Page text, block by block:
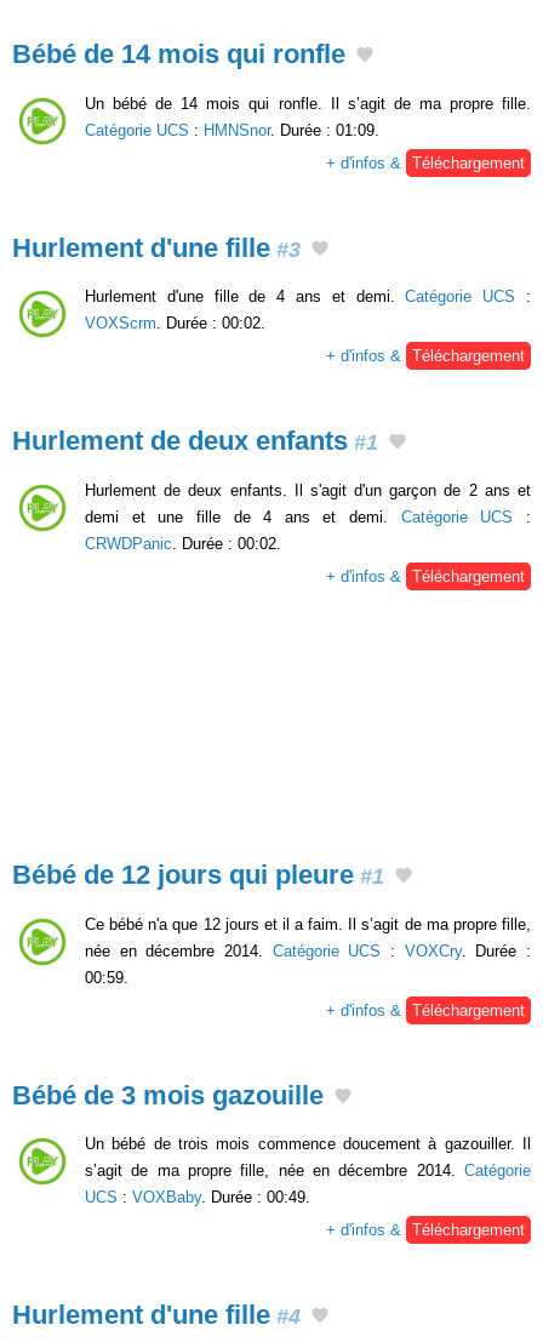
Bébé de 14 mois qui ronfle
Un bébé de 14 mois qui ronfle. Il s’agit de ma propre fille.
Catégorie UCS : HMNSnor. Durée : 01:09.
+ d'infos &
Téléchargement
Hurlement d'une fille #3
Hurlement d'une fille de 4 ans et demi.Catégorie UCS :
VOXScrm. Durée : 00:02.
+ d'infos & Téléchargement
Hurlement de deux enfants #1
Hurlement de deux enfants. Il s'agit d'un garçon de 2 ans et
demi et une fille de 4 ans et demi. Catégorie UCS :
CRWDPanic. Durée : 00:02.
+ d'infos & Téléchargement
Bébé de 12 jours qui pleure #1
Ce bébé n'a que 12 jours et il a faim. Il s’agit de ma propre fille,
née en décembre 2014. Catégorie UCS : VOXCry. Durée :
00:59.
+ d'infos &
Téléchargement
Bébé de 3 mois gazouille
Un bébé de trois mois commence doucement à gazouiller. Il
s’agit de ma propre fille, née en décembre 2014. Catégorie
UCS : VOXBaby. Durée : 00:49.
+ d'infos & Téléchargement
Hurlement d'une fille #4